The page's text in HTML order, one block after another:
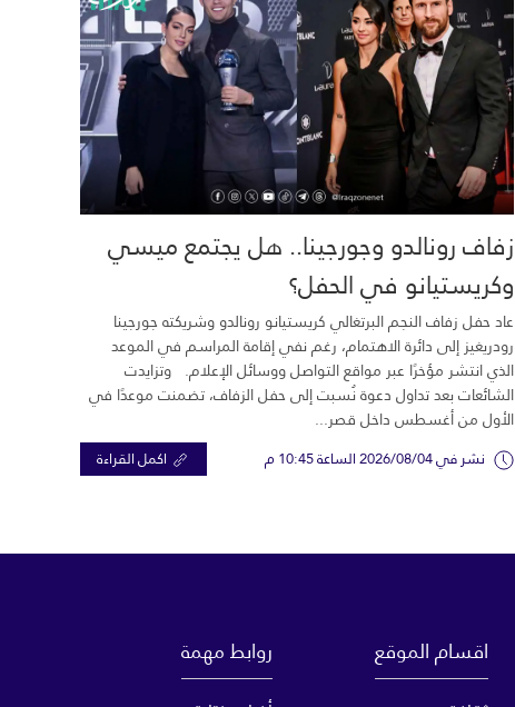
زفاف رونالدو وجورجينا.. هل يجتمع ميسي
وكريستيانو في الحفل؟
عاد حفل زفاف النجم البرتغالي كريستيانو رونالدو وشريكته جورجينا
رودريغيز إلى دائرة الاهتمام، رغم نفي إقامة المراسم في الموعد
الذي انتشر مؤخرًا عبر مواقع التواصل ووسائل الإعلام. وتزايدت
الشائعات بعد تداول دعوة نُسبت إلى حفل الزفاف، تضمنت موعدًا في
الأول من أغسطس داخل قصر...
نشر في 2026/08/04 الساعة 10:45 م اكمل القراءة
اقسام الموقع روابط مهمة